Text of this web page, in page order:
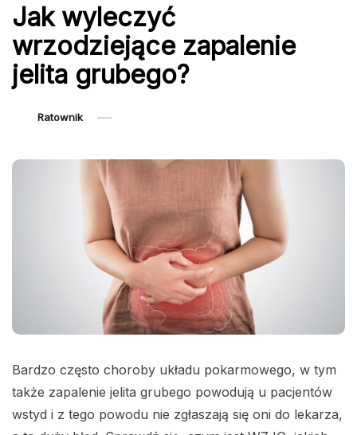
medycznego.
Jak wyleczyć
wrzodziejące zapalenie
jelita grubego?
Ratownik
Bardzo często choroby układu pokarmowego, w tym
także zapalenie jelita grubego powodują u pacjentów
wstyd i z tego powodu nie zgłaszają się oni do lekarza,